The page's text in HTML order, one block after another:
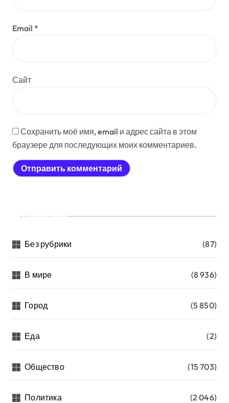
Email *
Сайт
Сохранить моё имя, email и адрес сайта в этом
браузере для последующих моих комментариев.
Рубрики
Без рубрики (87)
В мире (8 936)
Город (5 850)
Еда (2)
Общество (15 703)
Политика (2 046)